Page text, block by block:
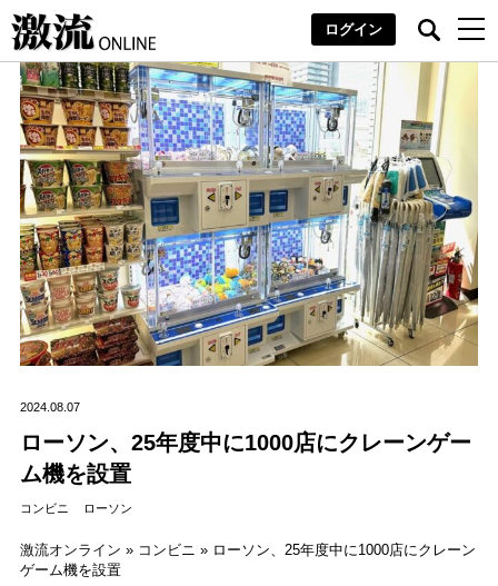
ログイン
2024.08.07
ローソン、25年度中に1000店にクレーンゲー
ム機を設置
コンビニ ローソン
激流オンライン » コンビニ » ローソン、25年度中に1000店にクレーン
ゲーム機を設置